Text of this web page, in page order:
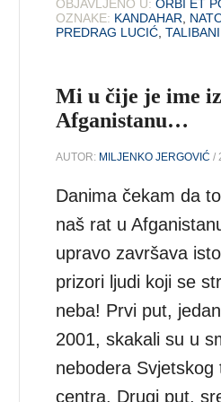
OBJAVLJENO U: ORBI ET
OZNAKE: KANDAHAR
PREDRAG LUCIĆ ,TALIBANI
Mi u čije je ime
Afganistanu…
AUTOR: MILJENKO JERGOVIĆ /
Danima čekam da
naš rat u
upravo završava
prizori ljudi koji se
neba! Prvi put,
2001, skakali su u
nebodera Svjetskog
centra. Drugi put,